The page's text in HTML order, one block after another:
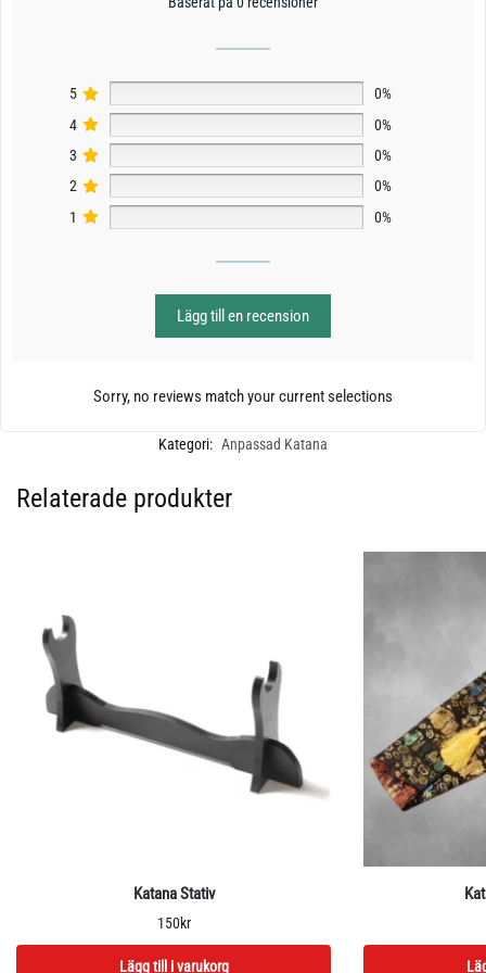
5
0%
4
0%
3
0%
2
0%
1
0%
Lägg till en recension
Sorry, no reviews match your current selections
Kategori: Anpassad Katana
Relaterade produkter
Katana Stativ
150kr
Lägg till i varukorg